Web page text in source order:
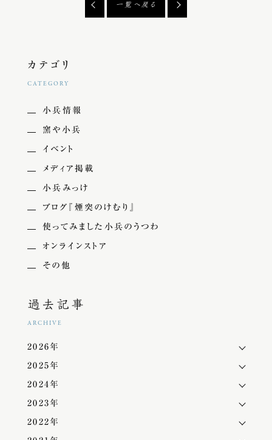
一覧へ戻る
カテゴリ
CATEGORY
小兵情報
窯や小兵
イベント
メディア掲載
小兵みっけ
ブログ『煙突のけむり』
使ってみました小兵のうつわ
オンラインストア
その他
過去記事
ARCHIVE
2026年
2025年
2024年
2023年
2022年